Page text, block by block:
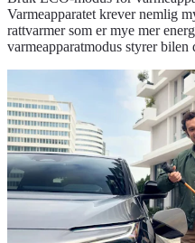
Varmeapparatet krever nemlig
rattvarmer som er mye mer
varmeapparatmodus styrer bilen